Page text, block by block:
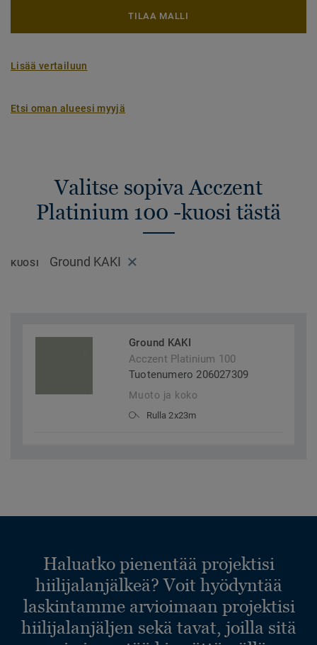
TILAA MALLI
Lisää vertailuun
Etsi oman alueesi myyjä
Valitse sopiva Acczent
Platinium 100 -kuosi tästä
KUOSI Ground KAKI
Ground KAKI
Acczent Platinium 100
Tuotenumero 206027309
Muoto ja koko
Rulla 2x23m
Haluatko pienentää projektisi
hiilijalanjälkeä? Voit hyödyntää
laskintamme arvioimaan projektisi
hiilijalanjäljen sekä tavat, joilla sitä